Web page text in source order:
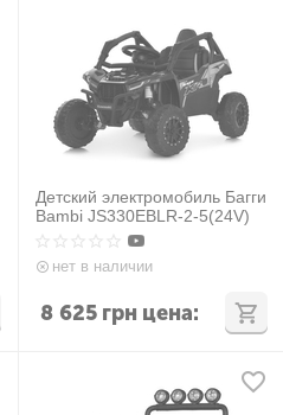
Детский электромобиль Багги
Bambi JS330EBLR-2-5(24V)
нет в наличии
8 625 грн цена: